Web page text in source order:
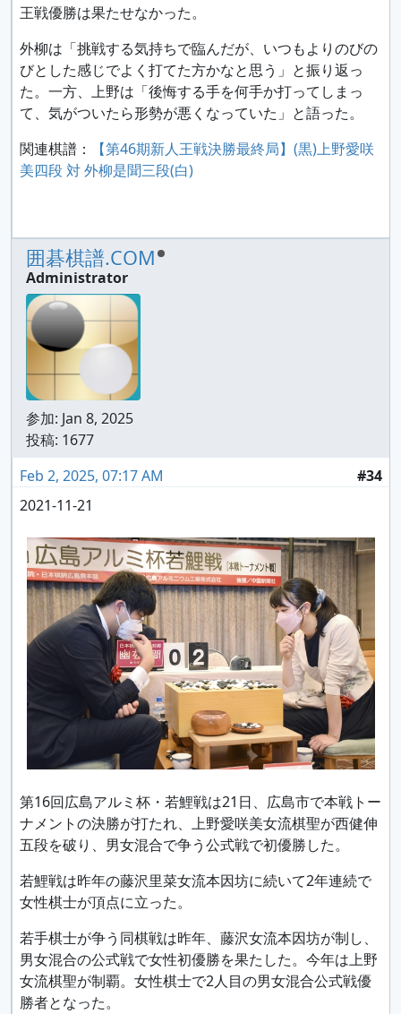
王戦優勝は果たせなかった。
外柳は「挑戦する気持ちで臨んだが、いつもよりのびの
びとした感じでよく打てた方かなと思う」と振り返っ
た。一方、上野は「後悔する手を何手か打ってしまっ
て、気がついたら形勢が悪くなっていた」と語った。
関連棋譜：
【第46期新人王戦決勝最終局】(黒)上野愛咲
美四段 対 外柳是聞三段(白)
囲碁棋譜.COM
Administrator
参加: Jan 8, 2025
投稿: 1677
Feb 2, 2025, 07:17 AM
#34
2021-11-21
第16回広島アルミ杯・若鯉戦は21日、広島市で本戦トー
ナメントの決勝が打たれ、上野愛咲美女流棋聖が西健伸
五段を破り、男女混合で争う公式戦で初優勝した。
若鯉戦は昨年の藤沢里菜女流本因坊に続いて2年連続で
女性棋士が頂点に立った。
若手棋士が争う同棋戦は昨年、藤沢女流本因坊が制し、
男女混合の公式戦で女性初優勝を果たした。今年は上野
女流棋聖が制覇。女性棋士で2人目の男女混合公式戦優
勝者となった。